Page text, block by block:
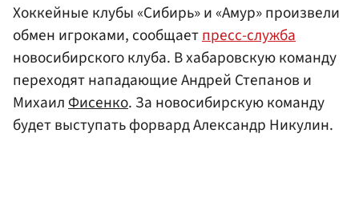
Хоккейные клубы «Сибирь» и «Амур» произвели
обмен игроками, сообщаетпресс-служба
новосибирского клуба. В хабаровскую команду
переходят нападающие Андрей Степанов и
МихаилФисенко. За новосибирскую команду
будет выступать форвард Александр Никулин.